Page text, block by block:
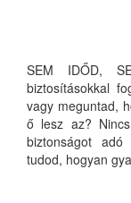
SEM IDŐD,
biztosításokkal
vagy meguntad,
ő lesz az?
biztonságot
tudod, hogyan